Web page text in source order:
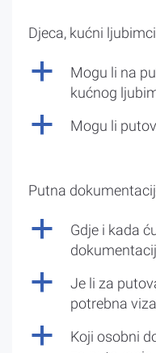
Djeca, kućni ljubimci
a
Mogu li na
kućnog
a Mogu li
Putna
a
Gdje i kada
a
Je li za
potrebna
a
Koji osobni